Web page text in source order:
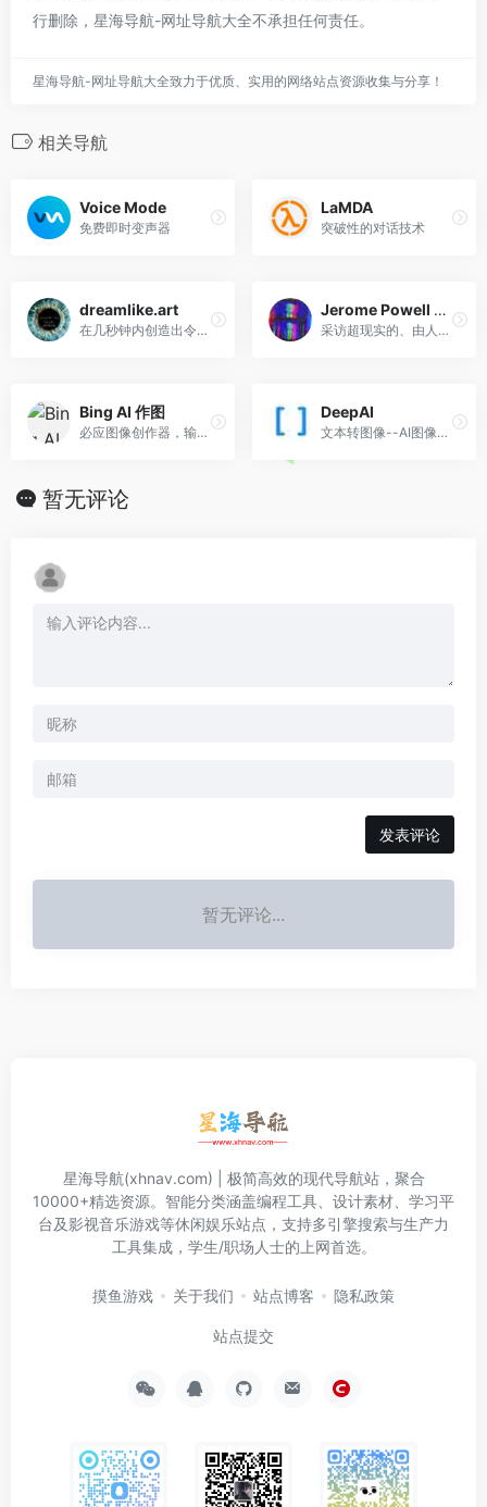
行删除，星海导航-网址导航大全不承担任何责任。
星海导航-网址导航大全致力于优质、实用的网络站点资源收集与分享！
相关导航
Voice Mode
免费即时变声器
LaMDA
突破性的对话技术
dreamlike.art
在几秒钟内创造出令人惊叹的原创艺术
Jerome Powell Bot
采访超现实的、由人工智能驱动的杰罗姆-鲍威尔的模拟人
Bing AI 作图
必应图像创作器，输入文字生成图片
DeepAI
文本转图像--AI图像生成器API
暂无评论
发表评论
暂无评论...
星海导航(xhnav.com) | 极简高效的现代导航站，聚合
10000+精选资源。智能分类涵盖编程工具、设计素材、学习平
台及影视音乐游戏等休闲娱乐站点，支持多引擎搜索与生产力
工具集成，学生/职场人士的上网首选。
摸鱼游戏 关于我们 站点博客 隐私政策
站点提交